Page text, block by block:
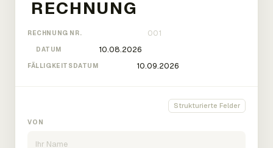
RECHNUNG NR.
DATUM
FÄLLIGKEITSDATUM
Strukturierte Felder
VON